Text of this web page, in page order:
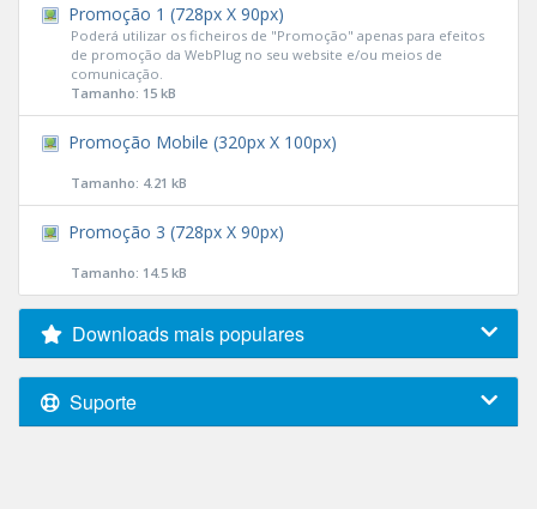
Promoção 1 (728px X 90px)
Poderá utilizar os ficheiros de "Promoção" apenas para efeitos
de promoção da WebPlug no seu website e/ou meios de
comunicação.
Tamanho: 15 kB
Promoção Mobile (320px X 100px)
Tamanho: 4.21 kB
Promoção 3 (728px X 90px)
Tamanho: 14.5 kB
Downloads mais populares
Suporte